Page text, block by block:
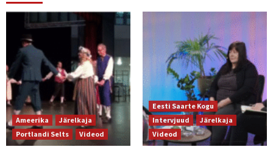
Ameerika
Järelkaja
Portlandi Selts
Videod
Eesti Saarte Kogu
Intervjuud
Järelkaja
Videod